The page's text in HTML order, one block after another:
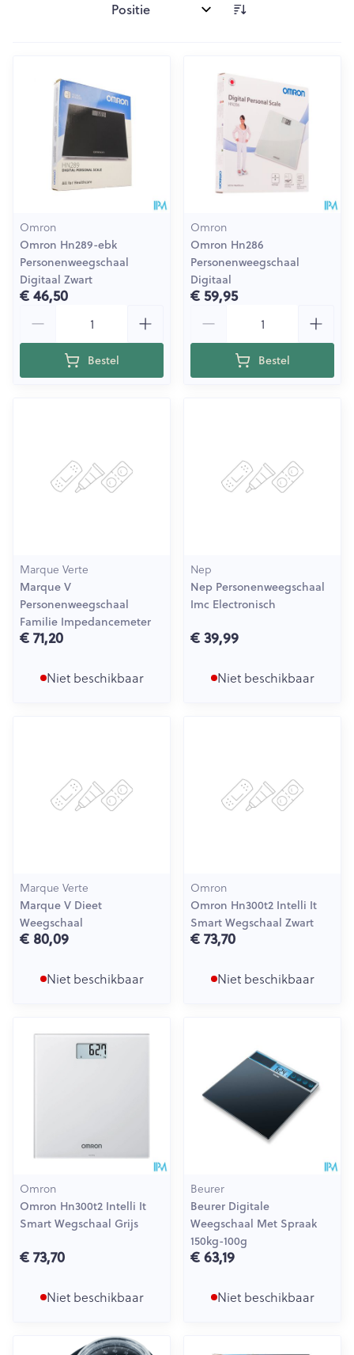
Sorteer op:
Omron
Omron Hn289-ebk
Personenweegschaal
Digitaal Zwart
€ 46,50
Bestel
Omron
Omron Hn286
Personenweegschaal
Digitaal
€ 59,95
Bestel
Marque Verte
Marque V
Personenweegschaal
Familie Impedancemeter
€ 71,20
Niet beschikbaar
Nep
Nep Personenweegschaal
Imc Electronisch
€ 39,99
Niet beschikbaar
Marque Verte
Marque V Dieet
Weegschaal
€ 80,09
Niet beschikbaar
Omron
Omron Hn300t2 Intelli It
Smart Wegschaal Zwart
€ 73,70
Niet beschikbaar
Omron
Omron Hn300t2 Intelli It
Smart Wegschaal Grijs
€ 73,70
Niet beschikbaar
Beurer
Beurer Digitale
Weegschaal Met Spraak
150kg-100g
€ 63,19
Niet beschikbaar